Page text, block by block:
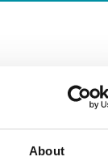
About